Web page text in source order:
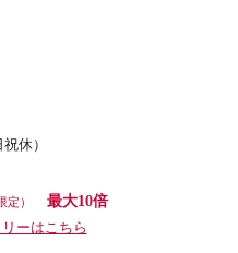
休）
定）
最大10倍
ーはこちら